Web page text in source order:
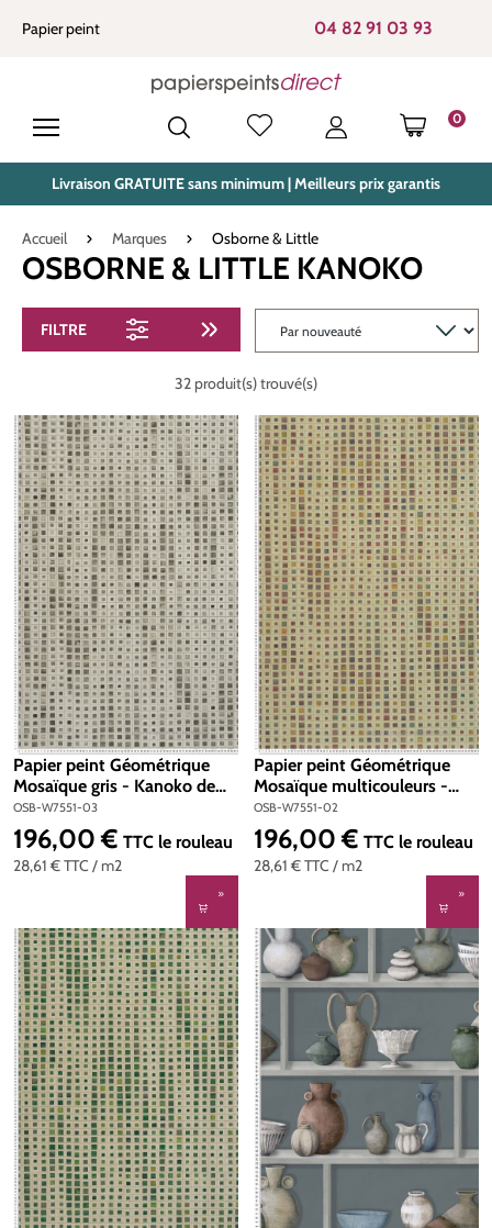
principal
Papier peint 04 82 91 03 93
0
LE
Livraison GRATUITE sans minimum | Meilleurs prix garantis
Accueil Marques Osborne & Little
OSBORNE & LITTLE KANOKO
FILTRE
32 produit(s) trouvé(s)
Papier peint Géométrique
Mosaïque gris - Kanoko de
Osborne & Little | Réf. OSB-
W7551-03
OSB-W7551-03
28,61 €TTC / m2
Prix régulier :
196,00 € TTC le rouleau
Papier peint Géométrique
Mosaïque multicouleurs -
Kanoko de Osborne & Little |
Réf. OSB-W7551-02
OSB-W7551-02
28,61 €TTC / m2
Prix régulier :
196,00 € TTC le rouleau